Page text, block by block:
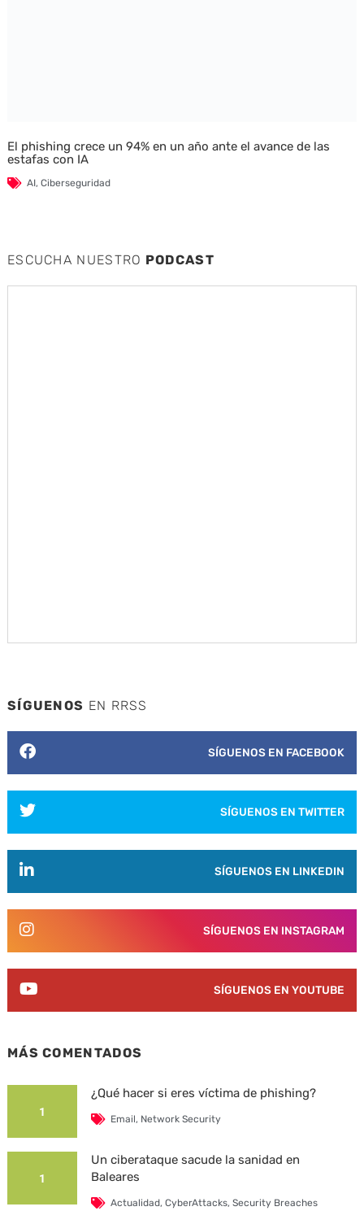
El phishing crece un 94% en un año ante el avance de las
estafas con IA
AI, Ciberseguridad
ESCUCHA NUESTRO PODCAST
SÍGUENOS EN RRSS
SÍGUENOS EN FACEBOOK
SÍGUENOS EN TWITTER
SÍGUENOS EN LINKEDIN
SÍGUENOS EN INSTAGRAM
SÍGUENOS EN YOUTUBE
MÁS COMENTADOS
1
¿Qué hacer si eres víctima de phishing?
Email, Network Security
1
Un ciberataque sacude la sanidad en
Baleares
Actualidad,CyberAttacks,Security Breaches